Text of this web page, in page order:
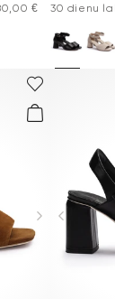
€ 30 dienu